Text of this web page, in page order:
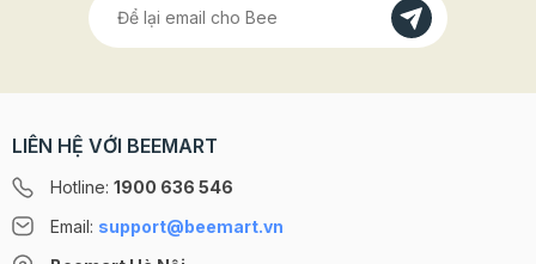
LIÊN HỆ VỚI BEEMART
Hotline: 1900 636 546
Email: support@beemart.vn